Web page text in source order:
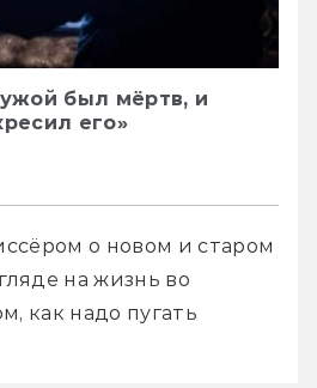
был мёртв, и
его»
о новом и старом
на жизнь во
как надо пугать